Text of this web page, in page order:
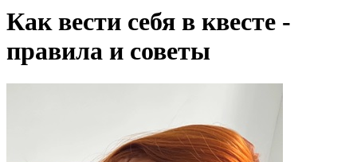
Как вести себя в квесте -
правила и советы